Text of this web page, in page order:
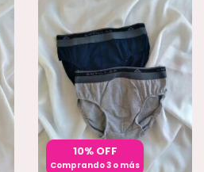
10% OFF
Comprando 3 o más